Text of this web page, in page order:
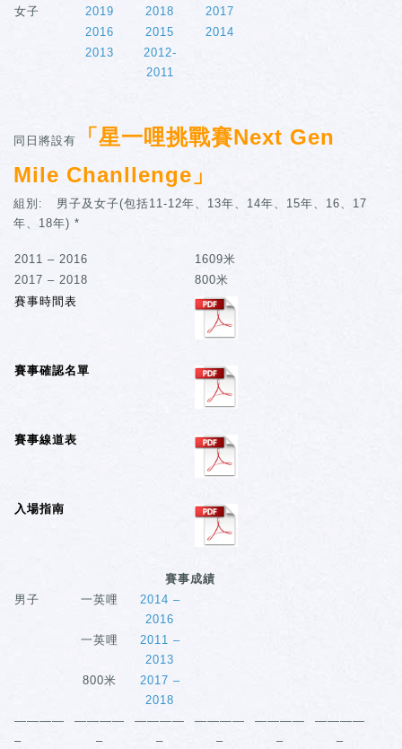
女子 2019 2018
2017
2016
2015
2014
2013
2012-
2011
同日將設有
「星一哩挑戰賽Next Gen
Mile Chanllenge」
組別: 男子及女子(包括11-12年、13年、14年、15年、16、17
年、18年) *
2011 – 2016
1609米
2017 – 2018
800米
賽事時間表
賽事確認名單
賽事線道表
入場指南
賽事成績
男子
一英哩
2014 –
2016
一英哩
2011 –
2013
800米
2017 –
2018
————
–
————
–
————
–
————
–
————
–
————
–